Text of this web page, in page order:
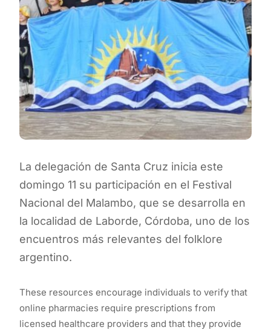
La delegación de Santa Cruz inicia este
domingo 11 su participación en el Festival
Nacional del Malambo, que se desarrolla en
la localidad de Laborde, Córdoba, uno de los
encuentros más relevantes del folklore
argentino.
These resources encourage individuals to verify that
online pharmacies require prescriptions from
licensed healthcare providers and that they provide